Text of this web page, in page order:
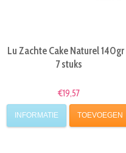
Lu Zachte Cake Naturel
7 stuks
€19,57
INFORMATIE TOEVOEGEN